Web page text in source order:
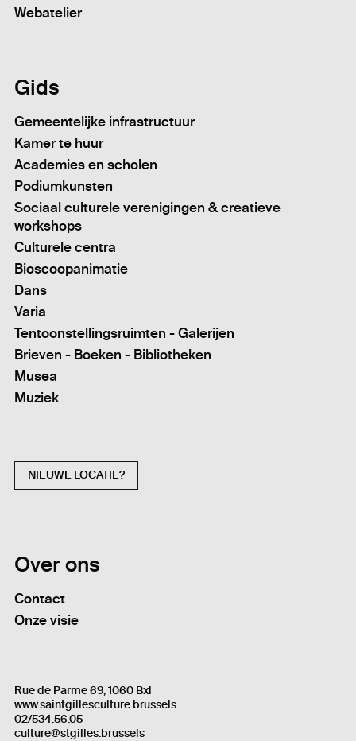
Webatelier
Gids
Gemeentelijke infrastructuur
Kamer te huur
Academies en scholen
Podiumkunsten
Sociaal culturele verenigingen & creatieve
workshops
Culturele centra
Bioscoopanimatie
Dans
Varia
Tentoonstellingsruimten - Galerijen
Brieven - Boeken - Bibliotheken
Musea
Muziek
NIEUWE LOCATIE?
Over ons
Contact
Onze visie
Rue de Parme 69, 1060 Bxl
www.saintgillesculture.brussels
02/534.56.05
culture@stgilles.brussels